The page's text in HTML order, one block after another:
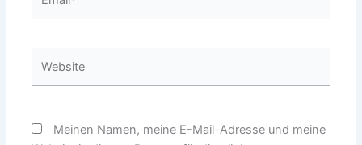
Meinen Namen, meine E-Mail-Adresse und meine